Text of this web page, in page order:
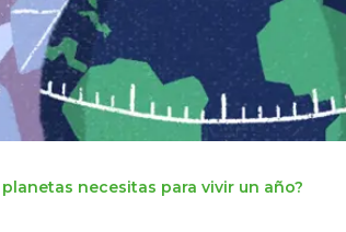
necesitas para vivir un año?